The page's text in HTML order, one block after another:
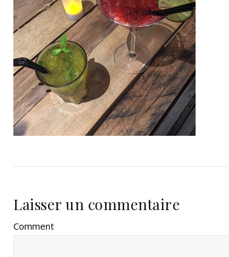
Laisser un commentaire
Comment